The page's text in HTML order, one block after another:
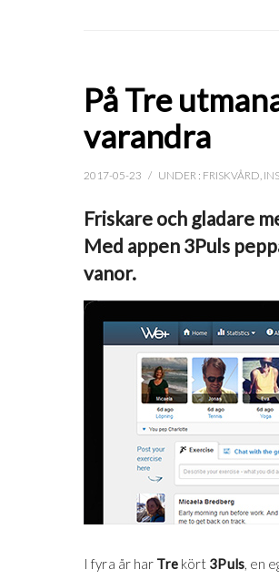
På Tre
varandra
2017-05-23 / UNDER : FRISKVÅRD,
Friskare och gladare
Med appen 3Puls
vanor.
I fyra år har Trekört 3Puls, en